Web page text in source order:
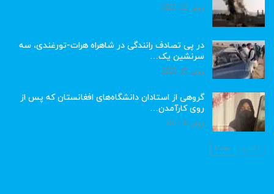
ژوئن 22, 2023
در پی تصادف رانندگی در شاهراه هرات-تورغندی، سه
سرنشین یک…
ژوئن 15, 2023
گروهی از استادان دانشگاه‌های افغانستان که پس از
روی کارآمدن…
ژوئن 6, 2023
قبلی بعد